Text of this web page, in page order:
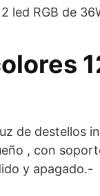
led RGB de
de destellos
, con
y apagado.-